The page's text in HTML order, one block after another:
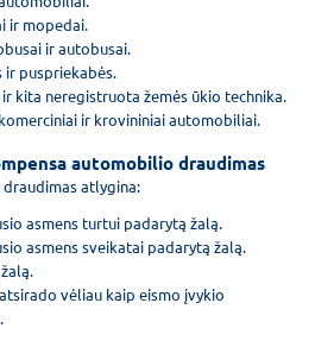
ir mopedai.
ir autobusai.
ir puspriekabės.
kita neregistruota žemės ūkio technika.
ir krovininiai automobiliai.
automobilio draudimas
atlygina:
asmens turtui padarytą žalą.
asmens sveikatai padarytą žalą.
vėliau kaip eismo įvykio